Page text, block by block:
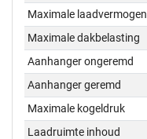
Maximale laadvermogen
Maximale dakbelasting
Aanhanger ongeremd
Aanhanger geremd
Maximale kogeldruk
Laadruimte inhoud